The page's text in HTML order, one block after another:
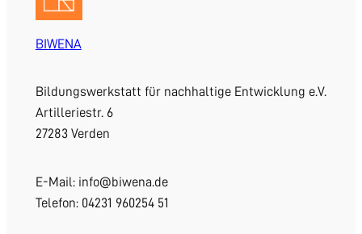
BIWENA
Bildungswerkstatt für nachhaltige Entwicklung e.V.
Artilleriestr. 6
27283 Verden
E-Mail: info@biwena.de
Telefon: 04231 960254 51